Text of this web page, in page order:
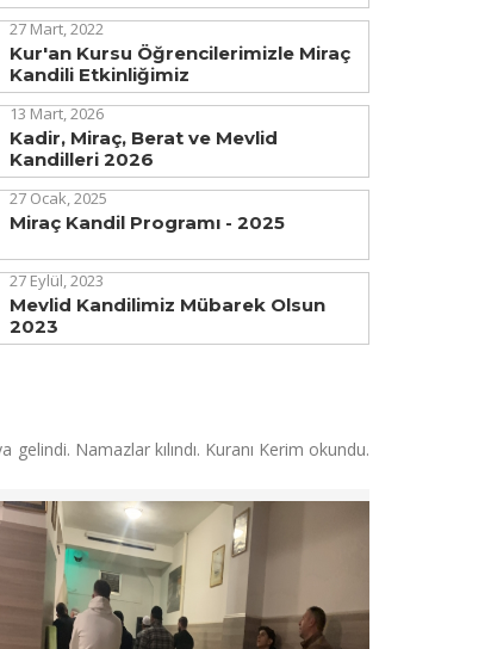
27 Mart, 2022
Kur'an Kursu Öğrencilerimizle Miraç
Kandili Etkinliğimiz
13 Mart, 2026
Kadir, Miraç, Berat ve Mevlid
Kandilleri 2026
27 Ocak, 2025
Miraç Kandil Programı - 2025
27 Eylül, 2023
Mevlid Kandilimiz Mübarek Olsun
2023
Namazlar kılındı. Kuranı Kerim okundu.